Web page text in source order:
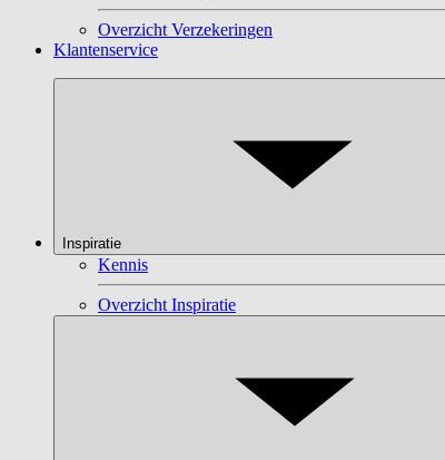
Overzicht Verzekeringen
Klantenservice
Inspiratie
Kennis
Overzicht Inspiratie